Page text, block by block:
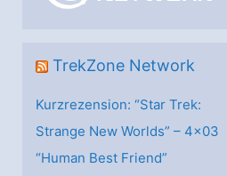
e TrekZone Network
Kurzrezension: “Star Trek:
Strange New Worlds” – 4×03
“Human Best Friend”